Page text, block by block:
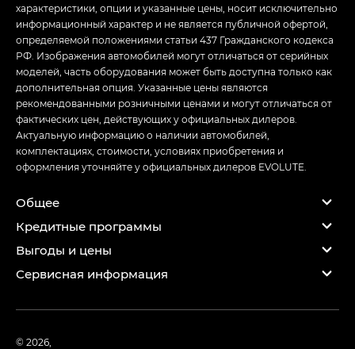
характеристики, опции и указанные цены, носит исключительно
информационный характер и не является публичной офертой,
определяемой положениями статьи 437 Гражданского кодекса
РФ. Изображения автомобилей могут отличаться от серийных
моделей, часть оборудования может быть доступна только как
дополнительная опция. Указанные цены являются
рекомендованными розничными ценами и могут отличаться от
фактических цен, действующих у официальных дилеров.
Актуальную информацию о наличии автомобилей,
комплектациях, стоимости, условиях приобретения и
оформления уточняйте у официальных дилеров EVOLUTE.
Общее
Кредитные программы
Выгоды и цены
Сервисная информация
© 2026,